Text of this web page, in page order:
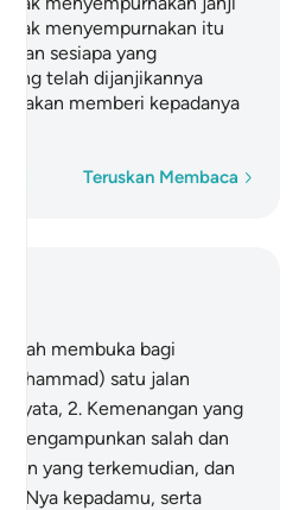
tidak menyempurnakan itu
dan sesiapa yang
yang telah dijanjikannya
akan memberi kepadanya
Teruskan Membaca
telah membuka bagi
satu jalan
nyata, 2. Kemenangan yang
mengampunkan salah dan
dan yang terkemudian, dan
kepadamu, serta